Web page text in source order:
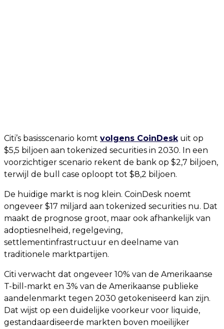
Citi’s basisscenario komt volgens CoinDeskuit op
$5,5 biljoen aan tokenized securities in 2030. In een
voorzichtiger scenario rekent de bank op $2,7 biljoen,
terwijl de bull case oploopt tot $8,2 biljoen.
De huidige markt is nog klein. CoinDesk noemt
ongeveer $17 miljard aan tokenized securities nu. Dat
maakt de prognose groot, maar ook afhankelijk van
adoptiesnelheid, regelgeving,
settlementinfrastructuur en deelname van
traditionele marktpartijen.
Citi verwacht dat ongeveer 10% van de Amerikaanse
T-bill-markt en 3% van de Amerikaanse publieke
aandelenmarkt tegen 2030 getokeniseerd kan zijn.
Dat wijst op een duidelijke voorkeur voor liquide,
gestandaardiseerde markten boven moeilijker